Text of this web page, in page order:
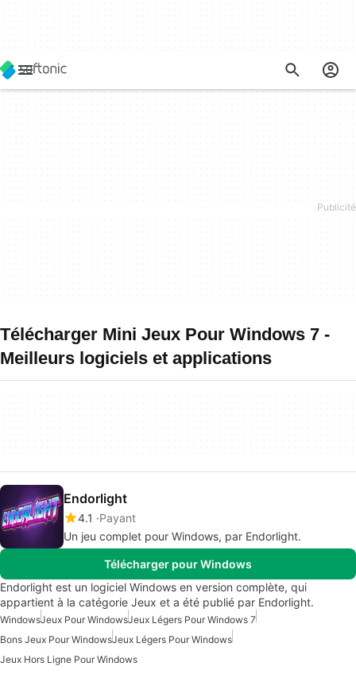
Télécharger Mini Jeux Pour Windows 7 -
Meilleurs logiciels et applications
Endorlight
4.1
Payant
Un jeu complet pour Windows, par Endorlight.
Télécharger pour Windows
Endorlight est un logiciel Windows en version complète, qui
appartient à la catégorie Jeux et a été publié par Endorlight.
WindowsJeux Pour WindowsJeux Légers Pour Windows 7
Bons Jeux Pour WindowsJeux Légers Pour Windows
Jeux Hors Ligne Pour Windows